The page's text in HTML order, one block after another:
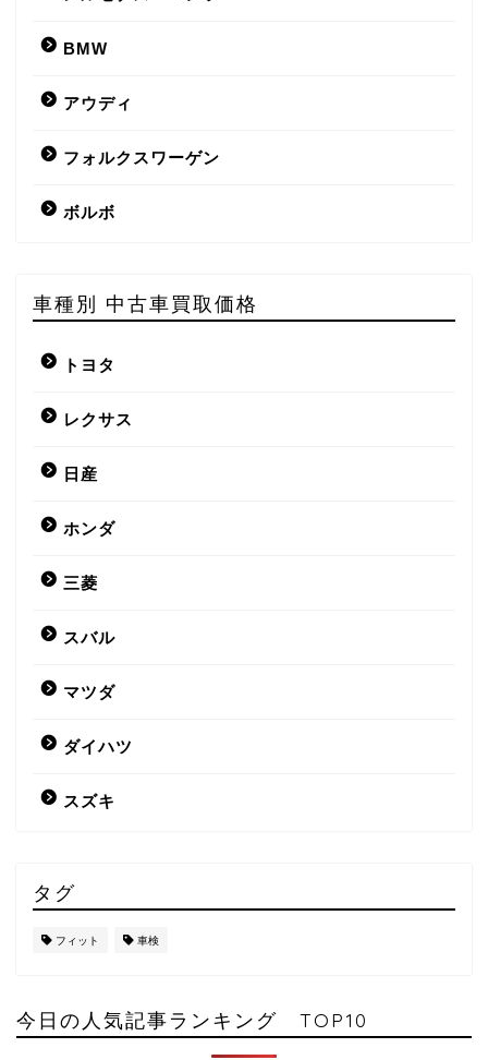
BMW
アウディ
フォルクスワーゲン
ボルボ
車種別 中古車買取価格
トヨタ
レクサス
日産
ホンダ
三菱
スバル
マツダ
ダイハツ
スズキ
タグ
フィット 車検
今日の人気記事ランキング TOP10